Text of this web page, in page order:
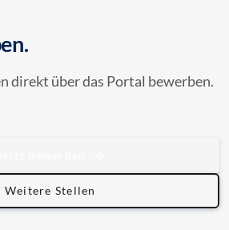
direkt über das Portal bewerben.
Weitere Stellen